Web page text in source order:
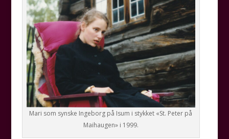
Mari som synske Ingeborg på Isum i stykket «St. Peter på
Maihaugen» i 1999.